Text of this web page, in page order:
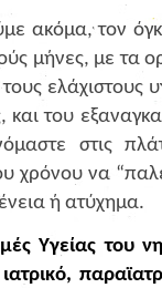
ακόμα, τον
μήνες, με τα
τους ελάχιστους
και του
στις
χρόνου να
ή ατύχημα.
Υγείας του